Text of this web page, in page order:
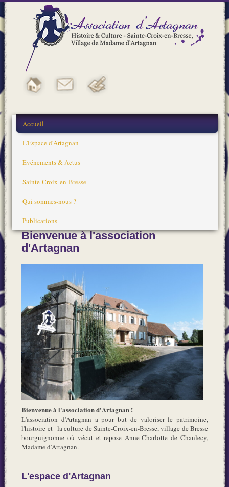
Accueil
L'Espace d'Artagnan
Evénements & Actus
Sainte-Croix-en-Bresse
Qui sommes-nous ?
Publications
Bienvenue à l'association
d'Artagnan
Bienvenue à l'association d'Artagnan !
L'association d'Artagnan a pour but de valoriser le patrimoine,
l'histoire et la culture de Sainte-Croix-en-Bresse, village de Bresse
bourguignonne où vécut et repose Anne-Charlotte de Chanlecy,
Madame d'Artagnan.
L'espace d'Artagnan